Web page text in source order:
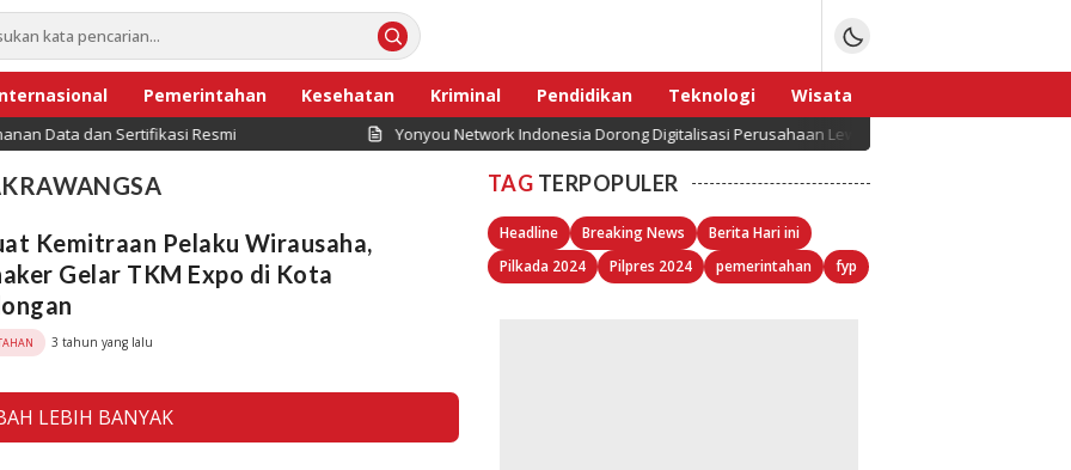
Pemerintahan Kesehatan Kriminal Pendidikan Teknologi
Wisata
Sport
Data dan Sertifikasi Resmi Yonyou Network Indonesia Dorong Digitalisasi Perusahaan Lewat ERP yang Disesuaikan
Kemitraan Pelaku Wirausaha,
Gelar TKM Expo di Kota
3 tahun yang lalu
LEBIH BANYAK
TAG TERPOPULER
Headline Breaking News
Berita Hari ini
Pilkada 2024
Pilpres 2024 pemerintahan fyp